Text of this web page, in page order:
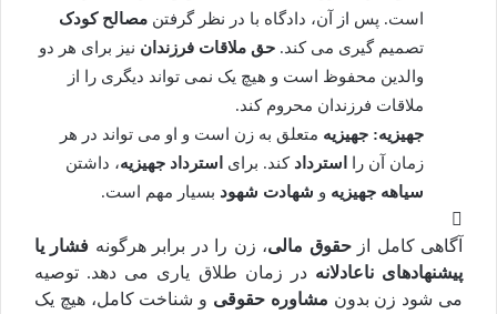
است. پس از آن، دادگاه با در نظر گرفتن مصالح کودک
تصمیم گیری می کند. حق ملاقات فرزندان نیز برای هر دو
والدین محفوظ است و هیچ یک نمی تواند دیگری را از
ملاقات فرزندان محروم کند.
جهیزیه: جهیزیه متعلق به زن است و او می تواند در هر
زمان آن را
استرداد کند. برای استرداد جهیزیه، داشتن
سیاهه جهیزیه و شهادت شهود بسیار مهم است.
آگاهی کامل ازحقوق مالی، زن را در برابر هرگونه فشار یا
پیشنهادهای ناعادلانه در زمان طلاق یاری می دهد. توصیه
می شود زن بدون مشاوره حقوقی و شناخت کامل، هیچ یک